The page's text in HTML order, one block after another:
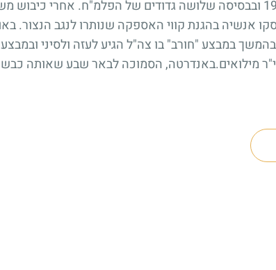
חטיבת הנגב, חטיבה 12, הוקמה בראשית 1948 ובבסיסה שלושה גדודים של
במבצע "חורב" בו צה"ל הגיע לעזה ולסיני